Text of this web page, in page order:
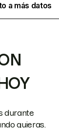
a más datos
durante
quieras.